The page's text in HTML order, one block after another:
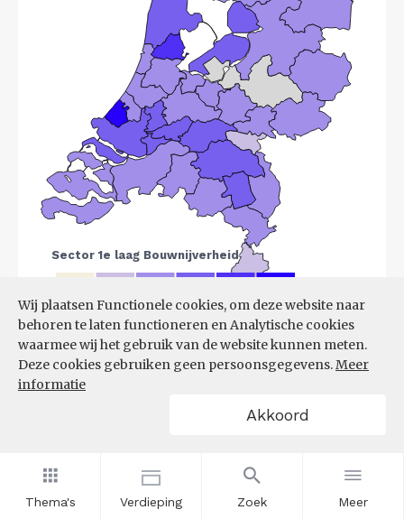
Thema's Verdieping Zoek Meer
Wij plaatsen Functionele cookies, om deze website naar
behoren te laten functioneren en Analytische cookies
waarmee wij het gebruik van de website kunnen meten.
Deze cookies gebruiken geen persoonsgegevens.Meer
informatie
Akkoord
Bron: LISA
VESTIGINGEN PER
GROOTTEKLASSE PER 10.000